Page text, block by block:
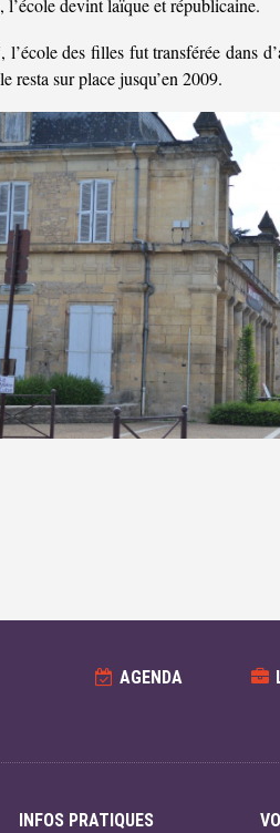
l’école devint laïque et républicaine.
l’école des filles fut transférée dans
resta sur place jusqu’en 2009.
AGENDA
INFOS PRATIQUES